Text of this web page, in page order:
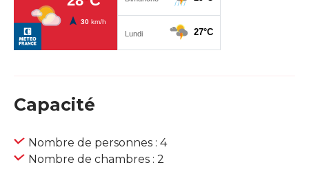
Capacité
Nombre de personnes : 4
Nombre de chambres : 2